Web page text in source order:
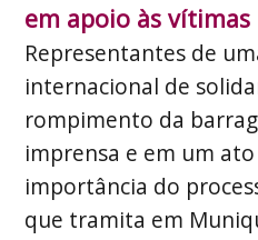
em apoio às vítimas
Representantes de
internacional de
rompimento da
imprensa e em um
importância do
que tramita em